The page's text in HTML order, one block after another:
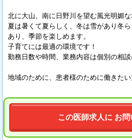
北に大山、南に日野川を望む風光明媚な
夏は暑くて夏らしく、冬は雪があり冬
あり、季節を楽しめます。
子育てには最適の環境です！
勤務日数や時間、業務内容は個別の相談
地域のために、患者様のために働きた
この医師求人に お